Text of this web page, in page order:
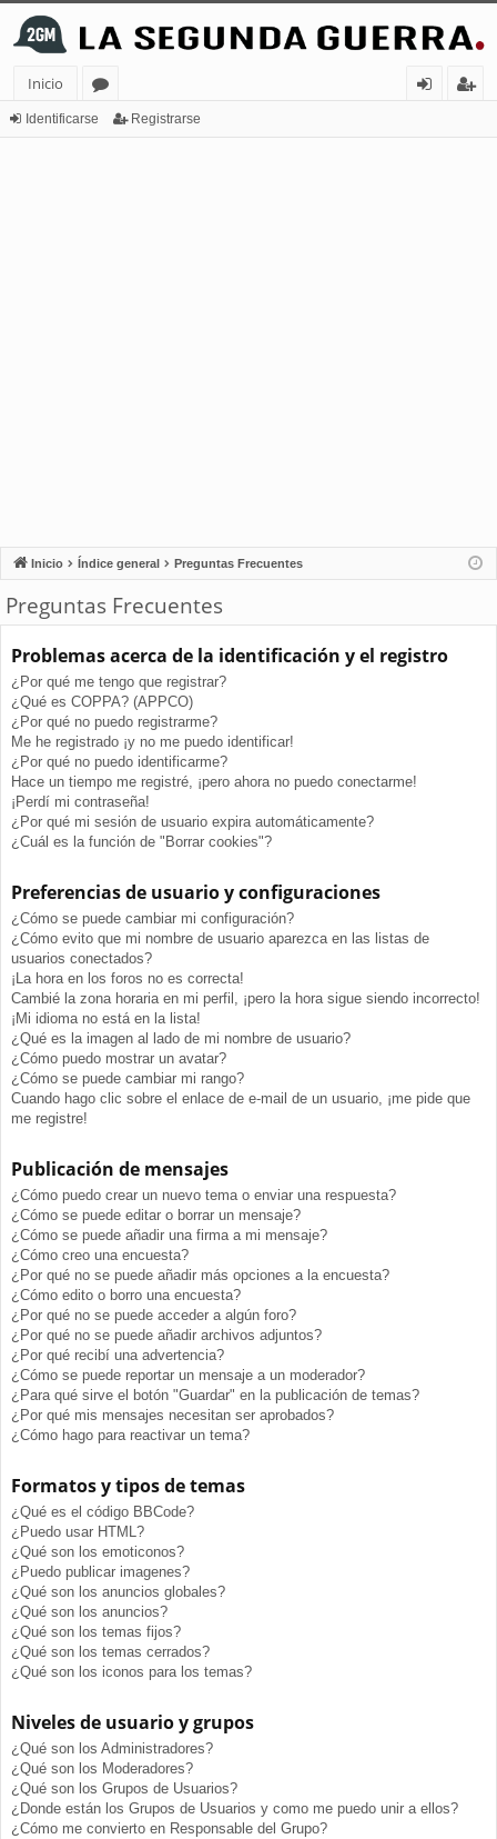
Inicio
or
Identificarse Registrarse
Inicio Índice general Preguntas Frecuentes
Preguntas Frecuentes
Problemas acerca de la identificación y el registro
¿Por qué me tengo que registrar?
¿Qué es COPPA? (APPCO)
¿Por qué no puedo registrarme?
Me he registrado ¡y no me puedo identificar!
¿Por qué no puedo identificarme?
Hace un tiempo me registré, ¡pero ahora no puedo conectarme!
¡Perdí mi contraseña!
¿Por qué mi sesión de usuario expira automáticamente?
¿Cuál es la función de "Borrar cookies"?
Preferencias de usuario y configuraciones
¿Cómo se puede cambiar mi configuración?
¿Cómo evito que mi nombre de usuario aparezca en las listas de
usuarios conectados?
¡La hora en los foros no es correcta!
Cambié la zona horaria en mi perfil, ¡pero la hora sigue siendo incorrecto!
¡Mi idioma no está en la lista!
¿Qué es la imagen al lado de mi nombre de usuario?
¿Cómo puedo mostrar un avatar?
¿Cómo se puede cambiar mi rango?
Cuando hago clic sobre el enlace de e-mail de un usuario, ¡me pide que
me registre!
Publicación de mensajes
¿Cómo puedo crear un nuevo tema o enviar una respuesta?
¿Cómo se puede editar o borrar un mensaje?
¿Cómo se puede añadir una firma a mi mensaje?
¿Cómo creo una encuesta?
¿Por qué no se puede añadir más opciones a la encuesta?
¿Cómo edito o borro una encuesta?
¿Por qué no se puede acceder a algún foro?
¿Por qué no se puede añadir archivos adjuntos?
¿Por qué recibí una advertencia?
¿Cómo se puede reportar un mensaje a un moderador?
¿Para qué sirve el botón "Guardar" en la publicación de temas?
¿Por qué mis mensajes necesitan ser aprobados?
¿Cómo hago para reactivar un tema?
Formatos y tipos de temas
¿Qué es el código BBCode?
¿Puedo usar HTML?
¿Qué son los emoticonos?
¿Puedo publicar imagenes?
¿Qué son los anuncios globales?
¿Qué son los anuncios?
¿Qué son los temas fijos?
¿Qué son los temas cerrados?
¿Qué son los iconos para los temas?
Niveles de usuario y grupos
¿Qué son los Administradores?
¿Qué son los Moderadores?
¿Qué son los Grupos de Usuarios?
¿Donde están los Grupos de Usuarios y como me puedo unir a ellos?
¿Cómo me convierto en Responsable del Grupo?